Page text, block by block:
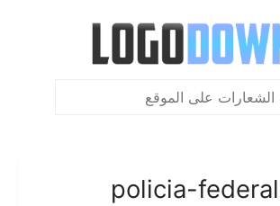
policia-